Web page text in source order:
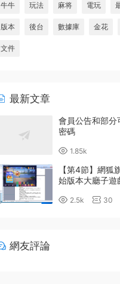
牛牛 玩法 麻将 電玩
版本 後台 數據庫 金花
文件
最新文章
會員公告和部分
密碼
1.85k
【第4節】網狐
始版本大廳子遊
2.5k 30
網友評論